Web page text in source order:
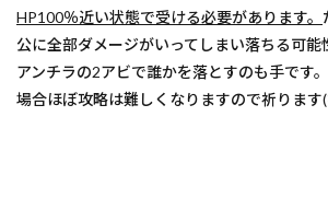
HP100％近い状態で受ける必要があります。
公に全部ダメージがいってしまい落ちる可能
アンチラの2アビで誰かを落とすのも手です
場合ほぼ攻略は難しくなりますので祈ります